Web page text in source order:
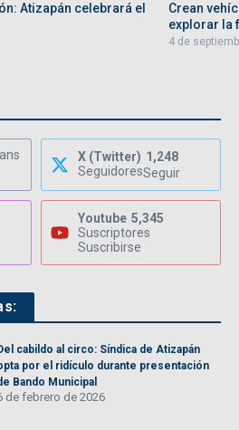
Atizapán celebrará el
Crean
explorar la
4 de
X (Twitter) 1,248
SeguidoresSeguir
Youtube 5,345
Suscriptores
Suscribirse
cabildo al circo: Síndica de Atizapán
por el ridículo durante presentación
Bando Municipal
de febrero de 2026